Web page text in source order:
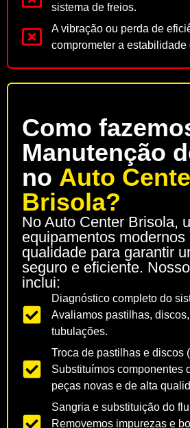
sistema de freios.
A vibração ou perda de
comprometer a estabilidade
Como
Manutenção
no Auto
Brisola?
No Auto Center Brisola,
equipamentos
qualidade para garantir
seguro e eficiente.
inclui:
Diagnóstico completo do
Avaliamos pastilhas,
tubulações.
Troca de pastilhas e discos
Substituímos componentes
peças novas e de alta
Sangria e substituição do
Removemos impurezas e